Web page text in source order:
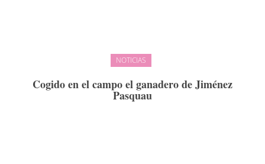
NOTICIAS
Cogido en el campo el ganadero de Jiménez
Pasquau